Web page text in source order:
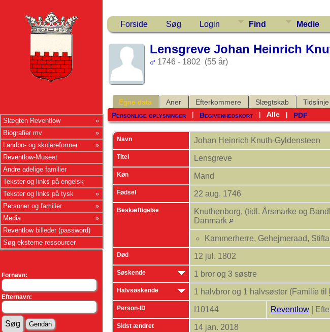
Slægten Reventlow
Biografier mv
Landbo- og skolereformer
Reventlow-Museet
Andre adelige familier
Tekster og links på engelsk
Tekster og links på tysk
Personer og familier
Media
Reventlow billeder (password)
Søg eksterne ressourcer
Fornavn:
Efternavn:
Forside Søg Login Find Medie
Lensgreve Johan Heinrich
1746 - 1802 (55 år)
Egne data Aner Efterkommere Slægtskab Tidslinje
Personlige oplysninger Begivenhedskort |Alle PDF
Navn Johan Heinrich Knuth-Gyldensteen
Titel Lensgreve
Køn Mand
Fødsel 22 aug. 1746
Beskæftigelse
Knuthenborg, (tidl. Årsmarke og
Danmark
Kammerherre, Gehejmeraad,
Død 12 jul. 1802
Søskende 1 bror og 3 søstre
Halvsøskende 1 halvbror og 1 halvsøster (Familie til
Person-ID I10144 Reventlow |
Sidst ændret 14 jan. 2018